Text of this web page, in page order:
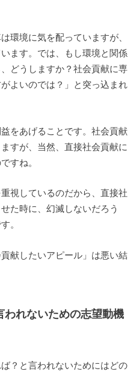
環境に気を配っていますが、
ます。では、もし環境と関係
どうしますか？社会貢献に専
よいのでは？」と突っ込まれ
をあげることです。社会貢献
すが、当然、直接社会貢献に
すね。
視しているのだから、直接社
た時に、幻滅しないだろう
。
献したいアピール」は悪い結
れないための志望動機
？と言われないためにはどの